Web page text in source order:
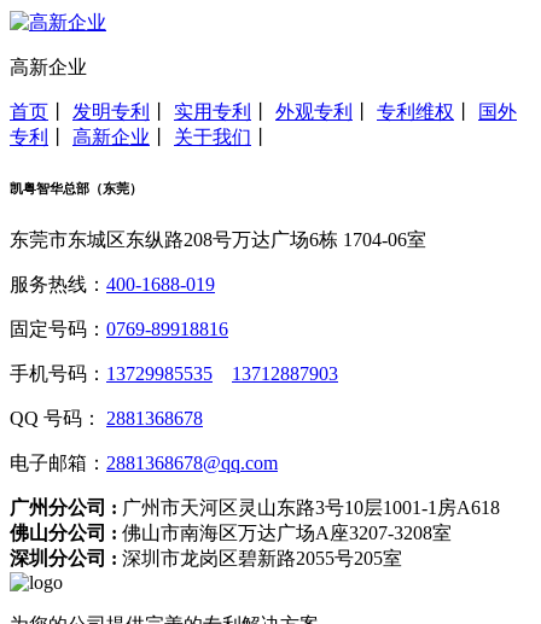
高新企业
首页 发明专利 实用专利 外观专利 专利维权
国外
专利
高新企业 关于我们
凯粤智华总部（东莞）
东莞市东城区东纵路208号万达广场6栋 1704-06室
服务热线： 400-1688-019
固定号码： 0769-89918816
手机号码： 13729985535 13712887903
QQ 号码： 2881368678
电子邮箱： 2881368678@qq.com
广州分公司 : 广州市天河区灵山东路3号10层1001-1房A618
佛山分公司 : 佛山市南海区万达广场A座3207-3208室
深圳分公司 : 深圳市龙岗区碧新路2055号205室